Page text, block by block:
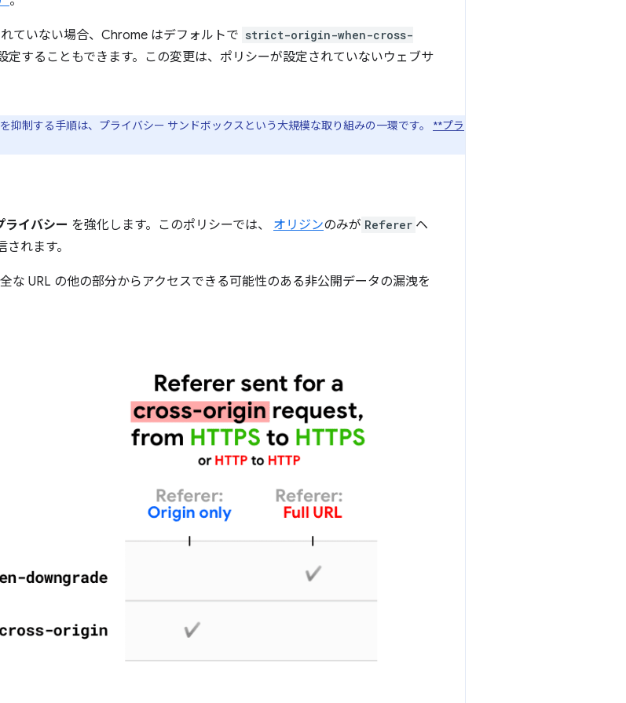
ていない場合、Chrome はデフォルトで strict-origin-when-cross-
定することもできます。この変更は、ポリシーが設定されていないウェブサ
抑制する手順は、プライバシー サンドボックスという大規模な取り組みの一環です。 **プラ
ライバシー を強化します。このポリシーでは、 オリジンのみが Referer ヘ
れます。
な URL の他の部分からアクセスできる可能性のある非公開データの漏洩を